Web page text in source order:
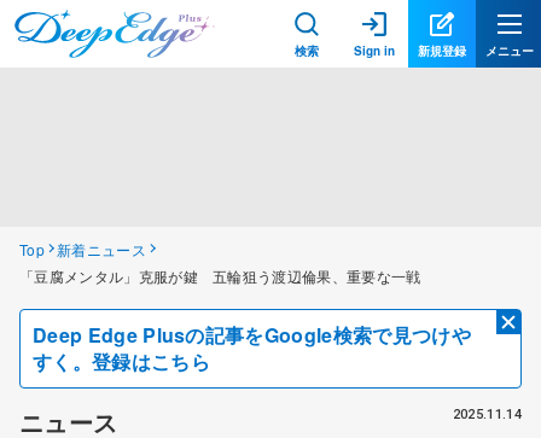
検索 Sign in 新規登録 メニュー
Top 新着ニュース
「豆腐メンタル」克服が鍵 五輪狙う渡辺倫果、重要な一戦
Deep Edge Plusの記事をGoogle検索で見つけや
すく。登録はこちら
ニュース 2025.11.14